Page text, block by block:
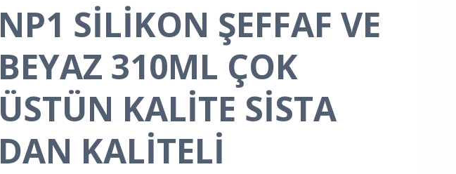
NP1 SİLİKON ŞEFFAF VE
BEYAZ 310ML ÇOK
ÜSTÜN KALİTE SİSTA
DAN KALİTELİ